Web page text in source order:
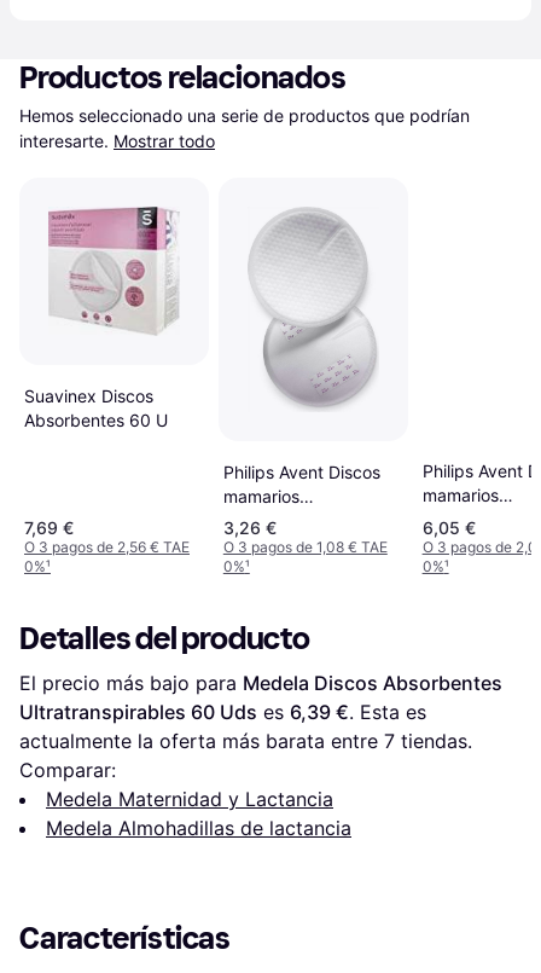
Productos relacionados
Hemos seleccionado una serie de productos que podrían
interesarte. Mostrar todo
Suavinex Discos
Absorbentes 60 U
7,69 €
O 3 pagos de 2,56 € TAE
0%¹
Philips Avent Discos
mamarios
desechables 24uds
3,26 €
O 3 pagos de 1,08 € TAE
0%¹
Philips Avent
mamarios
desechables
6,05 €
O 3 pagos de
0%¹
Detalles del producto
El precio más bajo para Medela Discos Absorbentes
Ultratranspirables 60 Uds es 6,39 €. Esta es
actualmente la oferta más barata entre 7 tiendas.
Comparar:
Medela Maternidad y Lactancia
Medela Almohadillas de lactancia
Características